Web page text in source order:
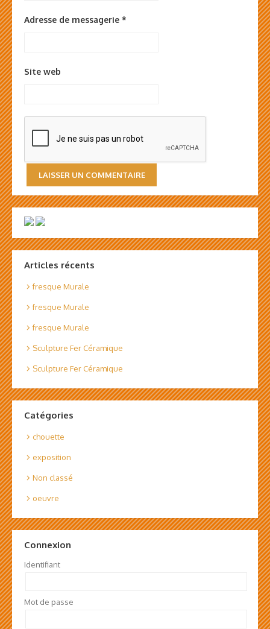
Adresse de messagerie *
Site web
Articles récents
fresque Murale
fresque Murale
fresque Murale
Sculpture Fer Céramique
Sculpture Fer Céramique
Catégories
chouette
exposition
Non classé
oeuvre
Connexion
Identifiant
Mot de passe